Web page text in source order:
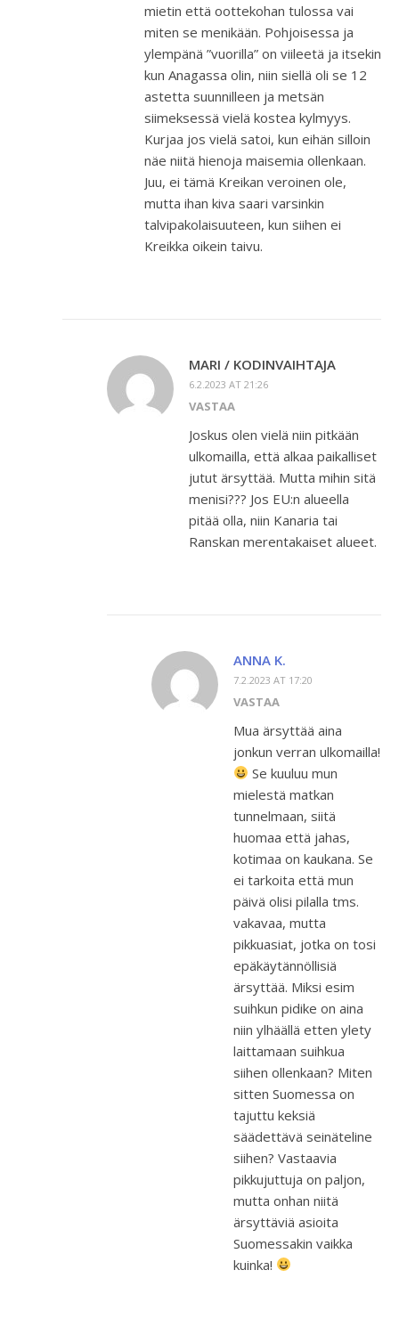
mietin että oottekohan tulossa vai
miten se menikään. Pohjoisessa ja
ylempänä ”vuorilla” on viileetä ja itsekin
kun Anagassa olin, niin siellä oli se 12
astetta suunnilleen ja metsän
siimeksessä vielä kostea kylmyys.
Kurjaa jos vielä satoi, kun eihän silloin
näe niitä hienoja maisemia ollenkaan.
Juu, ei tämä Kreikan veroinen ole,
mutta ihan kiva saari varsinkin
talvipakolaisuuteen, kun siihen ei
Kreikka oikein taivu.
MARI / KODINVAIHTAJA
6.2.2023 AT 21:26
VASTAA
Joskus olen vielä niin pitkään
ulkomailla, että alkaa paikalliset
jutut ärsyttää. Mutta mihin sitä
menisi??? Jos EU:n alueella
pitää olla, niin Kanaria tai
Ranskan merentakaiset alueet.
ANNA K.
7.2.2023 AT 17:20
VASTAA
Mua ärsyttää aina
jonkun verran ulkomailla!
Se kuuluu mun
mielestä matkan
tunnelmaan, siitä
huomaa että jahas,
kotimaa on kaukana. Se
ei tarkoita että mun
päivä olisi pilalla tms.
vakavaa, mutta
pikkuasiat, jotka on tosi
epäkäytännöllisiä
ärsyttää. Miksi esim
suihkun pidike on aina
niin ylhäällä etten ylety
laittamaan suihkua
siihen ollenkaan? Miten
sitten Suomessa on
tajuttu keksiä
säädettävä seinäteline
siihen? Vastaavia
pikkujuttuja on paljon,
mutta onhan niitä
ärsyttäviä asioita
Suomessakin vaikka
kuinka!